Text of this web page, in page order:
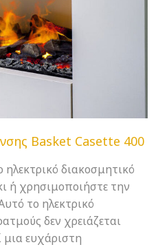
Basket Casette 400
διακοσμητικό
ή χρησιμοποιήστε την
το ηλεκτρικό
δεν χρειάζεται
μια ευχάριστη